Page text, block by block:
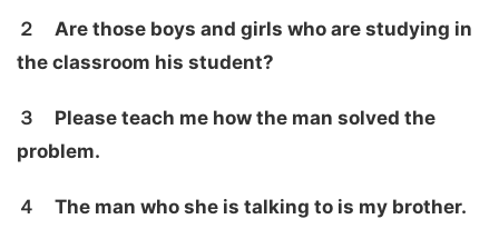
２ Are those boys and girls who are studying in
the classroom his student?
３ Please teach me how the man solved the
problem.
４ The man who she is talking to is my brother.